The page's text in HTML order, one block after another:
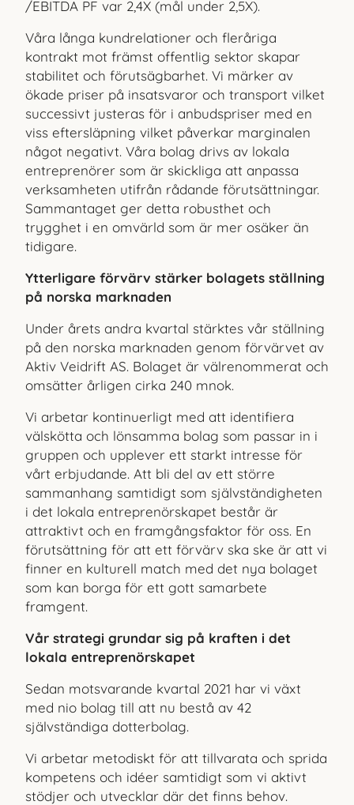
/EBITDA PF var 2,4X (mål under 2,5X).
Våra långa kundrelationer och fleråriga
kontrakt mot främst offentlig sektor skapar
stabilitet och förutsägbarhet. Vi märker av
ökade priser på insatsvaror och transport vilket
successivt justeras för i anbudspriser med en
viss eftersläpning vilket påverkar marginalen
något negativt. Våra bolag drivs av lokala
entreprenörer som är skickliga att anpassa
verksamheten utifrån rådande förutsättningar.
Sammantaget ger detta robusthet och
trygghet i en omvärld som är mer osäker än
tidigare.
Ytterligare förvärv stärker bolagets ställning
på norska marknaden
Under årets andra kvartal stärktes vår ställning
på den norska marknaden genom förvärvet av
Aktiv Veidrift AS. Bolaget är välrenommerat och
omsätter årligen cirka 240 mnok.
Vi arbetar kontinuerligt med att identifiera
välskötta och lönsamma bolag som passar in i
gruppen och upplever ett starkt intresse för
vårt erbjudande. Att bli del av ett större
sammanhang samtidigt som självständigheten
i det lokala entreprenörskapet består är
attraktivt och en framgångsfaktor för oss. En
förutsättning för att ett förvärv ska ske är att vi
finner en kulturell match med det nya bolaget
som kan borga för ett gott samarbete
framgent.
Vår strategi grundar sig på kraften i det
lokala entreprenörskapet
Sedan motsvarande kvartal 2021 har vi växt
med nio bolag till att nu bestå av 42
självständiga dotterbolag.
Vi arbetar metodiskt för att tillvarata och sprida
kompetens och idéer samtidigt som vi aktivt
stödjer och utvecklar där det finns behov.